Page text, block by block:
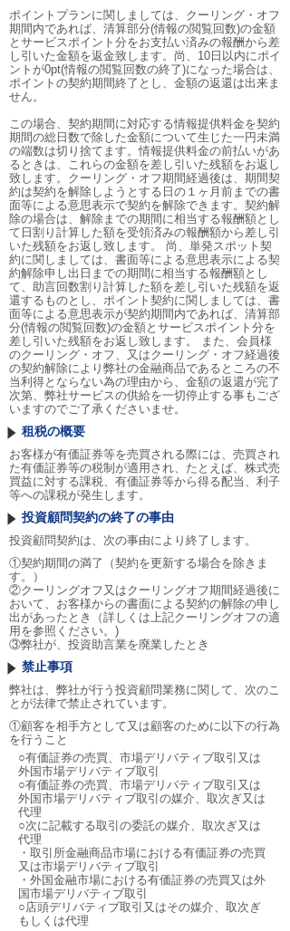
ポイントプランに関しましては、クーリング・オフ
期間内であれば、清算部分(情報の閲覧回数)の金額
とサービスポイント分をお支払い済みの報酬から差
し引いた金額を返金致します。尚、10日以内にポイ
ントが0pt(情報の閲覧回数の終了)になった場合は、
ポイントの契約期間終了とし、金額の返還は出来ま
せん。
この場合、契約期間に対応する情報提供料金を契約
期間の総日数で除した金額について生じた一円未満
の端数は切り捨てます。情報提供料金の前払いがあ
るときは、これらの金額を差し引いた残額をお返し
致します。クーリング・オフ期間経過後は、期間契
約は契約を解除しようとする日の１ヶ月前までの書
面等による意思表示で契約を解除できます。契約解
除の場合は、解除までの期間に相当する報酬額とし
て日割り計算した額を受領済みの報酬額から差し引
いた残額をお返し致します。 尚、単発スポット契
約に関しましては、書面等による意思表示による契
約解除申し出日までの期間に相当する報酬額とし
て、助言回数割り計算した額を差し引いた残額を返
還するものとし、ポイント契約に関しましては、書
面等による意思表示が契約期間内であれば、清算部
分(情報の閲覧回数)の金額とサービスポイント分を
差し引いた残額をお返し致します。 また、会員様
のクーリング・オフ、又はクーリング・オフ経過後
の契約解除により弊社の金融商品であるところの不
当利得とならない為の理由から、金額の返還が完了
次第、弊社サービスの供給を一切停止する事もござ
いますのでご了承くださいませ。
租税の概要
お客様が有価証券等を売買される際には、売買され
た有価証券等の税制が適用され、たとえば、株式売
買益に対する課税、有価証券等から得る配当、利子
等への課税が発生します。
投資顧問契約の終了の事由
投資顧問契約は、次の事由により終了します。
①契約期間の満了（契約を更新する場合を除きま
す。）
②クーリングオフ又はクーリングオフ期間経過後に
おいて、お客様からの書面による契約の解除の申し
出があったとき（詳しくは上記クーリングオフの適
用を参照ください。)
③弊社が、投資助言業を廃業したとき
禁止事項
弊社は、弊社が行う投資顧問業務に関して、次のこ
とが法律で禁止されています。
①顧客を相手方として又は顧客のために以下の行為
を行うこと
○有価証券の売買、市場デリバティブ取引又は
外国市場デリバティブ取引
○有価証券の売買、市場デリバティブ取引又は
外国市場デリバティブ取引の媒介、取次ぎ又は
代理
○次に記載する取引の委託の媒介、取次ぎ又は
代理
・取引所金融商品市場における有価証券の売買
又は市場デリバティブ取引
・外国金融市場における有価証券の売買又は外
国市場デリバティブ取引
○店頭デリバティブ取引又はその媒介、取次ぎ
もしくは代理